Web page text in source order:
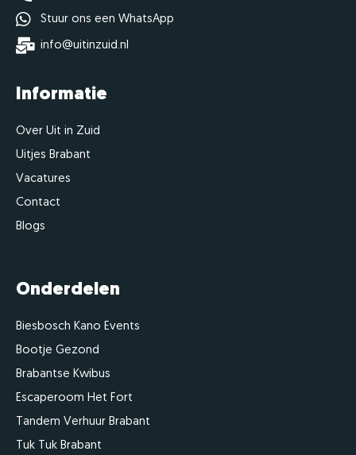
Stuur ons een WhatsApp
info@uitinzuid.nl
Informatie
Over Uit in Zuid
Uitjes Brabant
Vacatures
Contact
Blogs
Onderdelen
Biesbosch Kano Events
Bootje Gezond
Brabantse Kwibus
Escaperoom Het Fort
Tandem Verhuur Brabant
Tuk Tuk Brabant